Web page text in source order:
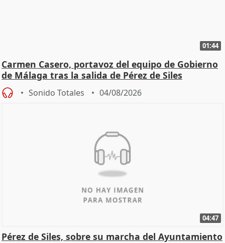
01:44
Carmen Casero, portavoz del equipo de Gobierno
de Málaga tras la salida de Pérez de Siles
Sonido Totales 04/08/2026
04:47
Pérez de Siles, sobre su marcha del Ayuntamiento